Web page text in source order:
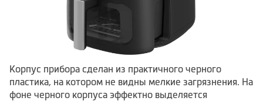
Корпус прибора сделан из практичного черного
пластика, на котором не видны мелкие загрязнения. На
фоне черного корпуса эффектно выделяется